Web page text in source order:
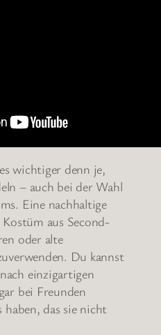
wichtiger denn je,
– auch bei der Wahl
Eine nachhaltige
aus Second-
oder alte
Du kannst
einzigartigen
bei Freunden
haben, das sie nicht